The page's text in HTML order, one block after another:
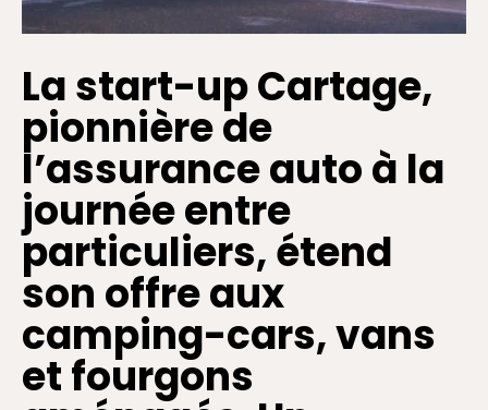
La start-up Cartage,
pionnière de
l’assurance auto à la
journée entre
particuliers, étend
son offre aux
camping-cars, vans
et fourgons